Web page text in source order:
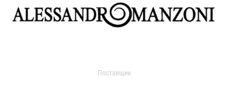
Поставщик